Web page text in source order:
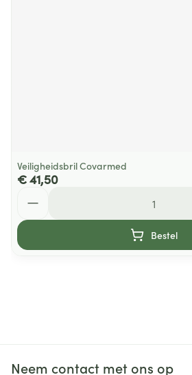
Veiligheidsbril Covarmed
€ 41,50
Bestel
Neem contact met ons op